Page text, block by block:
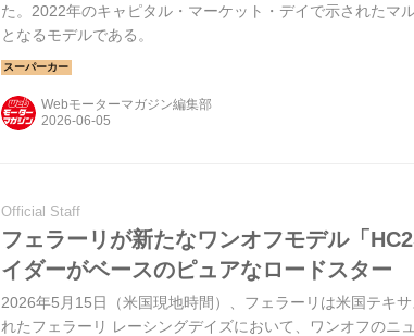
た。2022年のキャピタル・マーケット・デイで示されたマ
となるモデルである。
Webモーターマガジン編集部
Official Staff
フェラーリが新たなワンオフモデル「
イダーがベースのピュアなロードスター
2026年5月15日（米国現地時間）、フェラーリは米国テキ
れたフェラーリ レーシングデイズにおいて、ワンオフのニ